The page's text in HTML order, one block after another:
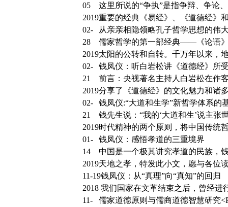
05
2019
这里所说的“争执”是指争辩、争论
重要的经典《易经》、《道德经》
02-
28
2019
从亲亲相隐领略孔子哲学思想的伟
儒家哲学的第一部经典——《论语
太阳的公转和自转。千万年以来，
02-
21
2019
钱凤仪：听白岩松讲《道德经》所
前言：央视著名主持人白岩松在作
分享了《道德经》的文化魅力和诸
02-
21
2019
钱凤仪:“大道和生学”新哲学体系的
钱先生说：“我的‘大道和生’说主张
时代精神的两个原则，将中国传统哲
01-
14
2019
钱凤仪：感悟孝道的三重境界
中国是一个极其讲究孝道的民族，
天地之孝，特发此小文，愿与各位
11-19
2018
钱凤仪：从“真理”向“真知”的回归
我们国家在文革结束之后，曾经进
11-
儒家道德原则与儒商道德智慧研究